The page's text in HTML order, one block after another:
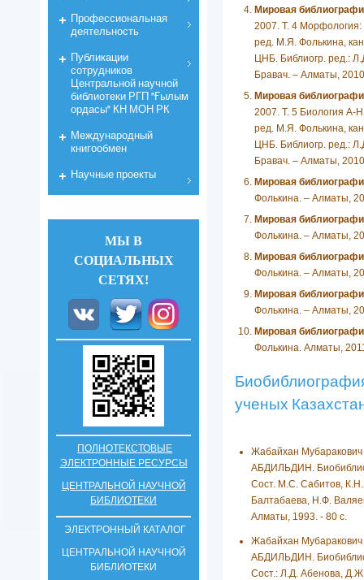
Мировая
2007. Т. 4 Морфология:
ред. М.Я. Фолькина,
ЦНБ. Библиогр. ред.:
Бравач. – Алматы,
Мировая
2007. Т. 5 Биология А-
ред. М.Я. Фолькина,
ЦНБ. Библиогр. ред.:
Бравач. – Алматы,
Мировая
Фолькина. – Алматы,
Мировая
Фолькина. – Алматы,
Мировая
Фолькина. – Алматы,
Мировая
Фолькина. – Алматы,
Мировая
Фолькина. Алматы,
ученых
Жабайхан Мубаракович
АБДИЛЬДИН.
Сост. М.С. Сабитов, К.Н.
Балтабаева, Н.Ф.
Алматы, 1993. - 80 с.
Жабайхан Мубаракович
АБДИЛЬДИН.
Сост.: Л.Д. Абенова,
Профессиональная
деятельность
Публикации
сотрудников
Центральной научной
библиотеки РГП "Ғылым
ордасы" КН МОН РК
Международный
книгообмен
Научные проекты
МЫ В
СОЦИАЛЬНЫХ
СЕТЯХ!
ПОЛНОТЕКСТОВЫЕ
ЭЛЕКТРОННЫЕ РЕСУРСЫ
ЦЕНТРАЛЬНОЙ НАУЧНОЙ
БИБЛИОТЕКИ
ЭЛЕКТРОННЫЙ КАТАЛОГ
ЦЕНТРАЛЬНОЙ НАУЧНОЙ
БИБЛИОТЕКИ